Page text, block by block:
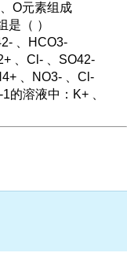
O元素组成
（ ）
、HCO3-
、Cl- 、SO42-
、NO3- 、Cl-
的溶液中：K+ 、